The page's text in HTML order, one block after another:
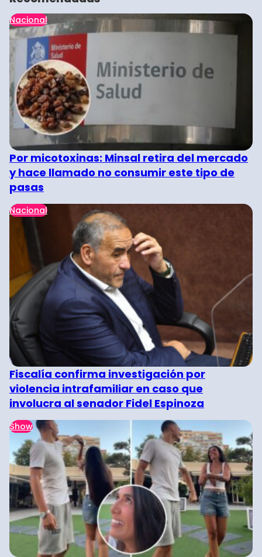
Nacional
Por micotoxinas: Minsal retira del mercado
y hace llamado no consumir este tipo de
pasas
Nacional
Fiscalía confirma investigación por
violencia intrafamiliar en caso que
involucra al senador Fidel Espinoza
Show